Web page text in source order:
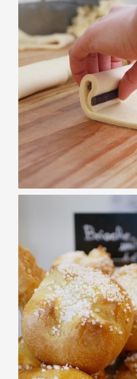
VIENNOISERIES
VIENNOISERIES